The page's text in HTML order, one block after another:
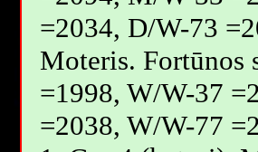
=2034, D/W-73
Moteris. Fortūnos
=1998, W/W-37
=2038, W/W-77